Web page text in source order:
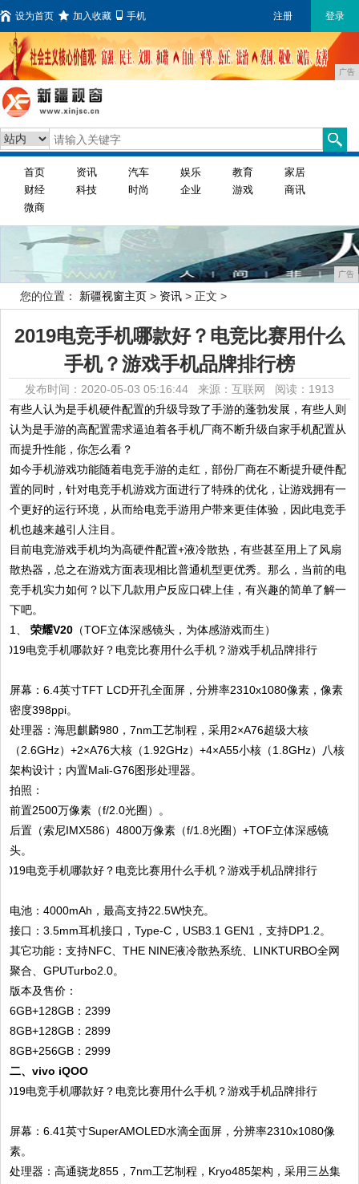
设为首页 加入收藏 手机 注册 登录
广告
首页 资讯 汽车 娱乐 教育
家居
财经
科技 时尚 企业 游戏
商讯
微商
广告
您的位置： 新疆视窗主页 > 资讯 > 正文 >
2019电竞手机哪款好？电竞比赛用什么
手机？游戏手机品牌排行榜
发布时间：2020-05-03 05:16:44 来源：互联网 阅读：1913
有些人认为是手机硬件配置的升级导致了手游的蓬勃发展，有些人则
认为是手游的高配置需求逼迫着各手机厂商不断升级自家手机配置从
而提升性能，你怎么看？
如今手机游戏功能随着电竞手游的走红，部份厂商在不断提升硬件配
置的同时，针对电竞手机游戏方面进行了特殊的优化，让游戏拥有一
个更好的运行环境，从而给电竞手游用户带来更佳体验，因此电竞手
机也越来越引人注目。
目前电竞游戏手机均为高硬件配置+液冷散热，有些甚至用上了风扇
散热器，总之在游戏方面表现相比普通机型更优秀。那么，当前的电
竞手机实力如何？以下几款用户反应口碑上佳，有兴趣的简单了解一
下吧。
1、荣耀V20 （TOF立体深感镜头，为体感游戏而生）
屏幕：6.4英寸TFT LCD开孔全面屏，分辨率2310x1080像素，像素
密度398ppi。
处理器：海思麒麟980，7nm工艺制程，采用2×A76超级大核
（2.6GHz）+2×A76大核（1.92GHz）+4×A55小核（1.8GHz）八核
架构设计；内置Mali-G76图形处理器。
拍照：
前置2500万像素（f/2.0光圈）。
后置（索尼IMX586）4800万像素（f/1.8光圈）+TOF立体深感镜
头。
电池：4000mAh，最高支持22.5W快充。
接口：3.5mm耳机接口，Type-C，USB3.1 GEN1，支持DP1.2。
其它功能：支持NFC、THE NINE液冷散热系统、LINKTURBO全网
聚合、GPUTurbo2.0。
版本及售价：
6GB+128GB：2399
8GB+128GB：2899
8GB+256GB：2999
二、vivo iQOO
屏幕：6.41英寸SuperAMOLED水滴全面屏，分辨率2310x1080像
素。
处理器：高通骁龙855，7nm工艺制程，Kryo485架构，采用三丛集